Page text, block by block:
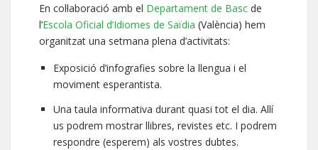
En col·laboració amb el Departament de Basc de
l’Escola Oficial d’Idiomes de Saïdia (València) hem
organitzat una setmana plena d’activitats:
Exposició d’infografies sobre la llengua i el
moviment esperantista.
Una taula informativa durant quasi tot el dia. Allí
us podrem mostrar llibres, revistes etc. I podrem
respondre (esperem) als vostres dubtes.